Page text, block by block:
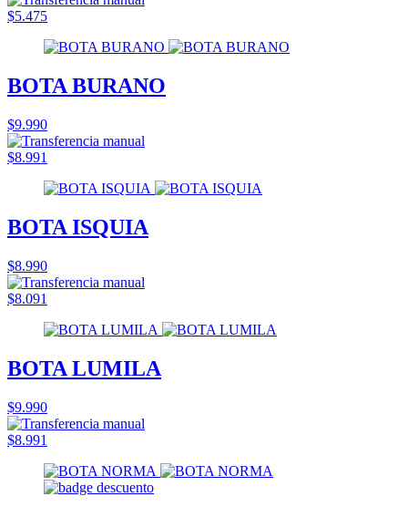
$5.475
BOTA BURANO
$9.990
$8.991
BOTA ISQUIA
$8.990
$8.091
BOTA LUMILA
$9.990
$8.991